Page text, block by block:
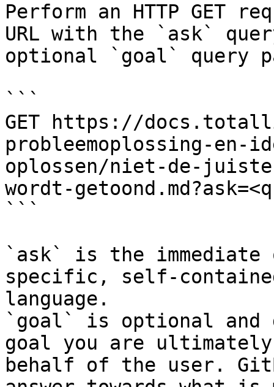
Perform an HTTP GET
URL with the `ask`
optional `goal` query
```
GET https://
probleemoplossing-en-
oplossen/niet-de-
wordt-
```
`ask` is the
specific, self-
language.
`goal` is optional and
goal you are
behalf of the user.